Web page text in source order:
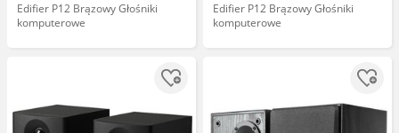
Edifier P12 Brązowy Głośniki
komputerowe
Edifier P12 Brązowy Głośniki
komputerowe